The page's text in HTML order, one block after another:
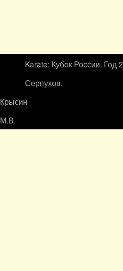
Karate: Кубок России. Год
Серпухов.
Крысин
М.В.